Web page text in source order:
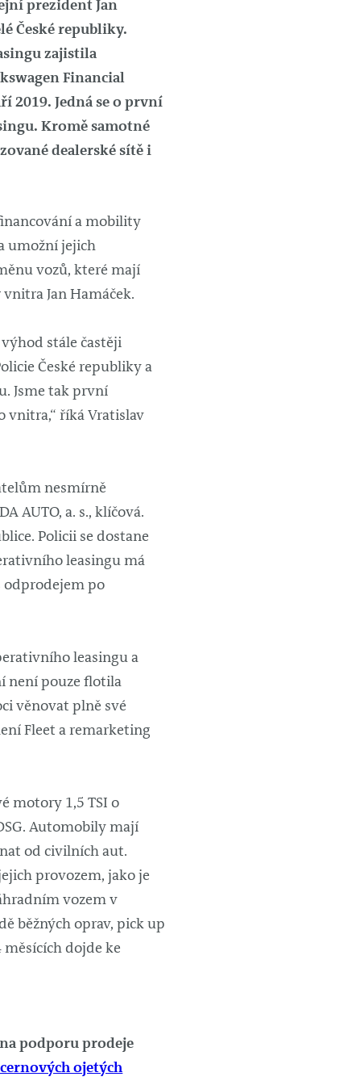
prezident Jan
České republiky.
zajistila
Financial
2019. Jedná se o první
Kromě samotné
dealerské sítě i
a mobility
umožní jejich
vozů, které mají
Jan Hamáček.
stále častěji
České republiky a
Jsme tak první
říká Vratislav
nesmírně
AUTO, a. s., klíčová.
Policii se dostane
leasingu má
odprodejem po
leasingu a
není pouze flotila
věnovat plně své
Fleet a remarketing
motory 1,5 TSI o
Automobily mají
od civilních aut.
provozem, jako je
vozem v
běžných oprav, pick up
dojde ke
podporu prodeje
ojetých